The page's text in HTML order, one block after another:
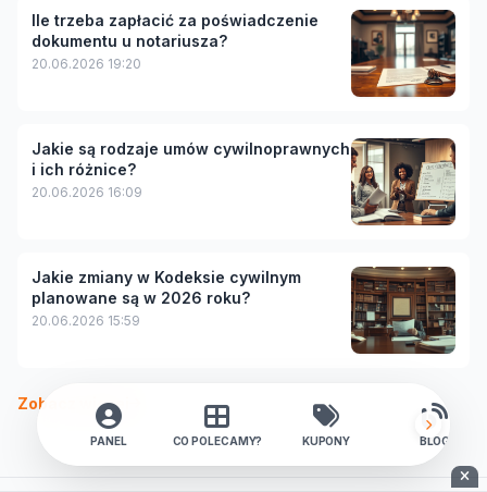
Ile trzeba zapłacić za poświadczenie
dokumentu u notariusza?
20.06.2026 19:20
Jakie są rodzaje umów cywilnoprawnych
i ich różnice?
20.06.2026 16:09
Jakie zmiany w Kodeksie cywilnym
planowane są w 2026 roku?
20.06.2026 15:59
Zobacz więcej
PANEL CO POLECAMY? KUPONY BLOG